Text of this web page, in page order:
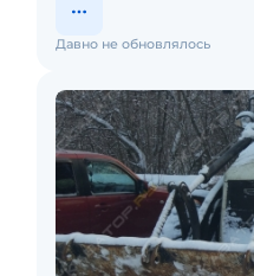
Давно не обновлялось